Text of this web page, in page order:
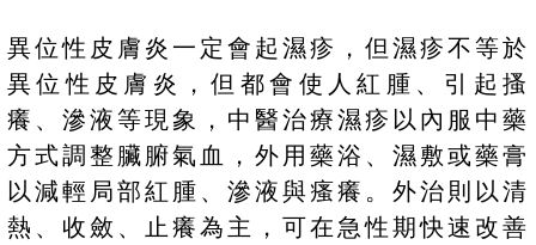
異位性皮膚炎一定會起濕疹，但濕疹不等於
異位性皮膚炎，但都會使人紅腫、引起搔
癢、滲液等現象，中醫治療濕疹以內服中藥
方式調整臟腑氣血，外用藥浴、濕敷或藥膏
以減輕局部紅腫、滲液與瘙癢。外治則以清
熱、收斂、止癢為主，可在急性期快速改善